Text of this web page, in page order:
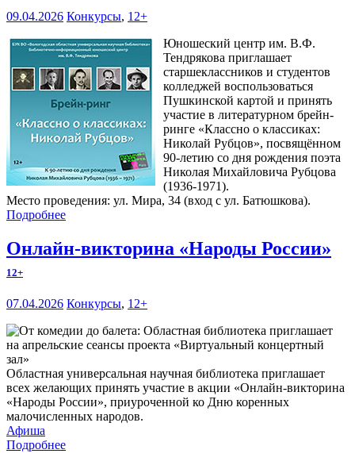
09.04.2026 Конкурсы, 12+
Юношеский центр им. В.Ф.
Тендрякова приглашает
старшеклассников и студентов
колледжей воспользоваться
Пушкинской картой и принять
участие в литературном брейн-
ринге «Классно о классиках:
Николай Рубцов», посвящённом
90-летию со дня рождения поэта
Николая Михайловича Рубцова
(1936-1971).
Место проведения: ул. Мира, 34 (вход с ул. Батюшкова).
Подробнее
Онлайн-викторина «Народы России»
12+
07.04.2026 Конкурсы, 12+
Областная универсальная научная библиотека приглашает
всех желающих принять участие в акции «Онлайн-викторина
«Народы России», приуроченной ко Дню коренных
малочисленных народов.
Афиша
Подробнее